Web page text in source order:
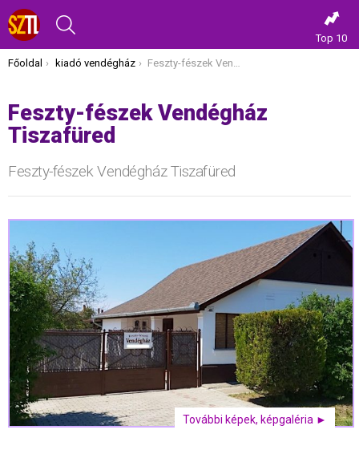
Top 10
Itt vagy most:
Főoldal kiadó vendégház Feszty-fészek Vendégház Tiszafüred
Feszty-fészek Vendégház
Tiszafüred
Feszty-fészek Vendégház Tiszafüred
További képek, képgaléria ►